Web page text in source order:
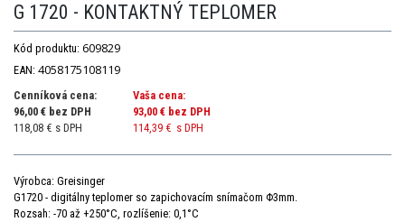
G 1720 - KONTAKTNÝ TEPLOMER
Kód produktu: 609829
EAN: 4058175108119
Cenníková cena:
96,00 € bez DPH
118,08 € s DPH
Vaša cena:
93,00 € bez DPH
114,39 € s DPH
Výrobca: Greisinger
G1720 - digitálny teplomer so zapichovacím snímačom Φ3mm.
Rozsah: -70 až +250°C, rozlíšenie: 0,1°C